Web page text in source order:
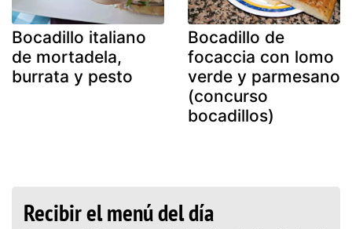
Bocadillo italiano
de mortadela,
burrata y pesto
Bocadillo de
focaccia con lomo
verde y parmesano
(concurso
bocadillos)
Recibir el menú del día